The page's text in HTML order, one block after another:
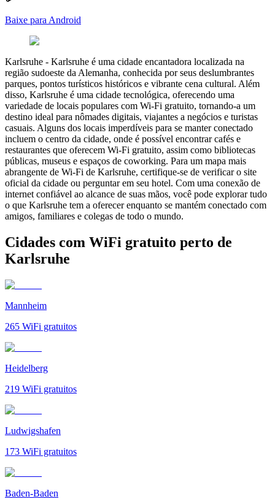
Baixe para Android
Karlsruhe - Karlsruhe é uma cidade encantadora localizada na
região sudoeste da Alemanha, conhecida por seus deslumbrantes
parques, pontos turísticos históricos e vibrante cena cultural. Além
disso, Karlsruhe é uma cidade tecnológica, oferecendo uma
variedade de locais populares com Wi-Fi gratuito, tornando-a um
destino ideal para nômades digitais, viajantes a negócios e turistas
casuais. Alguns dos locais imperdíveis para se manter conectado
incluem o centro da cidade, onde é possível encontrar cafés e
restaurantes que oferecem Wi-Fi gratuito, assim como bibliotecas
públicas, museus e espaços de coworking. Para um mapa mais
abrangente de Wi-Fi de Karlsruhe, certifique-se de verificar o site
oficial da cidade ou perguntar em seu hotel. Com uma conexão de
internet confiável ao alcance de suas mãos, você pode explorar tudo
o que Karlsruhe tem a oferecer enquanto se mantém conectado com
amigos, familiares e colegas de todo o mundo.
Cidades com WiFi gratuito perto de
Karlsruhe
Mannheim
265 WiFi gratuitos
Heidelberg
219 WiFi gratuitos
Ludwigshafen
173 WiFi gratuitos
Baden-Baden